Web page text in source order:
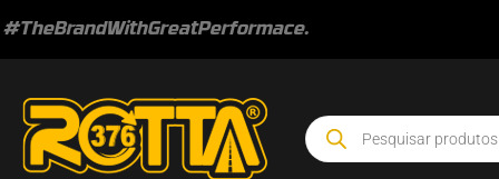
#TheBrandWithGreatPerformace.